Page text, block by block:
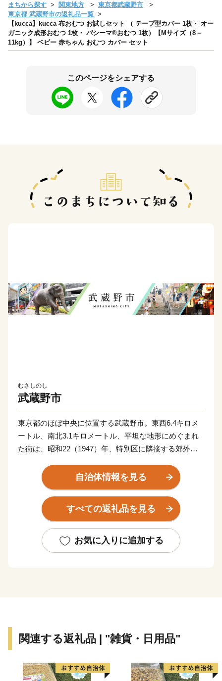
まちから探す 関東地方
東京都武蔵野市
東京都 武蔵野市の返礼品一覧
【kucca】kucca 布おむつ お試しセット （ テープ型カバー 1枚・ オー
ガニック成形おむつ 1枚・ パシーマ®おむつ 1枚）【Mサイズ（8－
11kg）】 ベビー 赤ちゃん おむつ カバー セット
このページをシェアする
むさしのし
武蔵野市
東京都のほぼ中央に位置する武蔵野市。東西6.4キロメ
ートル、南北3.1キロメートル、平坦な地形にめぐまれ
た街は、昭和22（1947）年、特別区に隣接する郊外住
本市は、施策の計画・展開にあたって、早くから市民参
加を掲げ、先駆的に取り組んできました。高い市民意識
に基づいて策定された長期計画(10年から12年周期)とこ
に実行され、緑豊かな住宅都市と教育・福祉・健康・文
化・スポーツ・情報などの生活型の産業が高度に集積し
分かれています。市の玄関として、デパートや専門店な
自治体情報を見る
すべての返礼品を見る
お気に入りに追加する
関連する返礼品 | "雑貨・日用品"